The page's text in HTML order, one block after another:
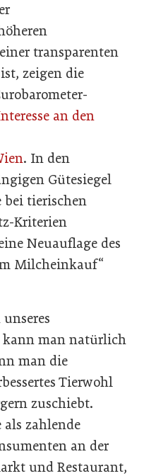
transparenten
zeigen die
an den
. In den
Gütesiegel
bei tierischen
Kriterien
Neuauflage des
Milcheinkauf“
kann man natürlich
man die
Tierwohl
zuschiebt.
zahlende
an der
und Restaurant,